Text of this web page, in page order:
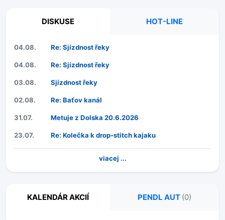
DISKUSE HOT-LINE
04.08. Re: Sjízdnost řeky
04.08. Re: Sjízdnost řeky
03.08. Sjízdnost řeky
02.08. Re: Baťov kanál
31.07. Metuje z Dolska 20.6.2026
23.07. Re: Kolečka k drop-stitch kajaku
viacej ...
KALENDÁR AKCIÍ PENDL AUT (0)